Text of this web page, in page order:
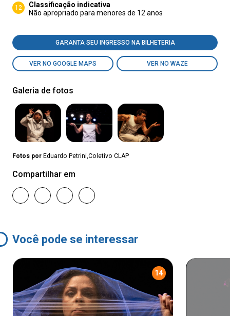
12
Classificação indicativa
Não apropriado para menores de 12 anos
GARANTA SEU INGRESSO NA BILHETERIA
VER NO GOOGLE MAPS VER NO WAZE
Galeria de fotos
Fotos por Eduardo Petrini,Coletivo CLAP
Compartilhar em
Você pode se interessar
14